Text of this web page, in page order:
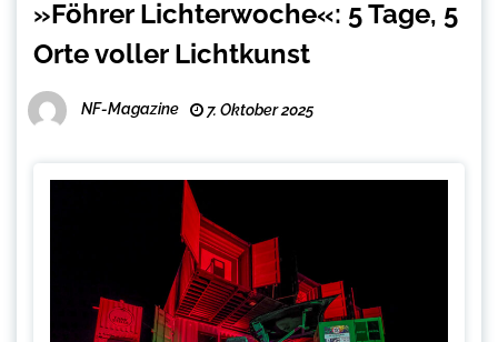
»Föhrer Lichterwoche«: 5 Tage, 5
Orte voller Lichtkunst
NF-Magazine 7. Oktober 2025